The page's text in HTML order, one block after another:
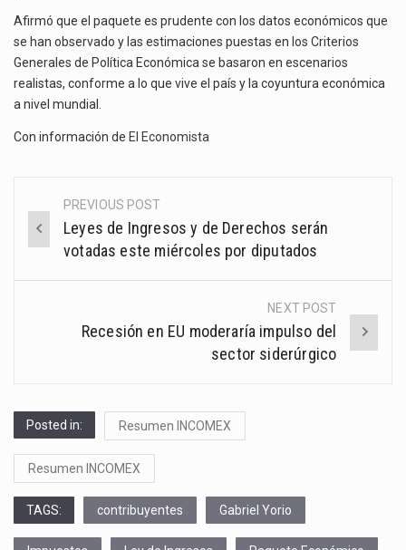
Afirmó que el paquete es prudente con los datos económicos que
se han observado y las estimaciones puestas en los Criterios
Generales de Política Económica se basaron en escenarios
realistas, conforme a lo que vive el país y la coyuntura económica
a nivel mundial.
Con información de El Economista
Post
navigation
PREVIOUS POST
Leyes de Ingresos y de Derechos serán
votadas este miércoles por diputados
NEXT POST
Recesión en EU moderaría impulso del
sector siderúrgico
Posted in: Resumen INCOMEX
Resumen INCOMEX
TAGS: contribuyentes Gabriel Yorio